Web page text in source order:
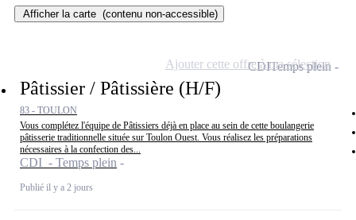
Afficher la carte (contenu non-accessible)
Pâtissier / Pâtissière (H/F)
83 - TOULON
Vous complétez l'équipe de Pâtissiers déjà en place au sein de cette boulangerie
pâtisserie traditionnelle située sur Toulon Ouest. Vous réalisez les préparations
nécessaires à la confection des...
CDI - Temps plein
Publié il y a 2 jours
CDITemps plein
Ajouter cette offre à ma sélection